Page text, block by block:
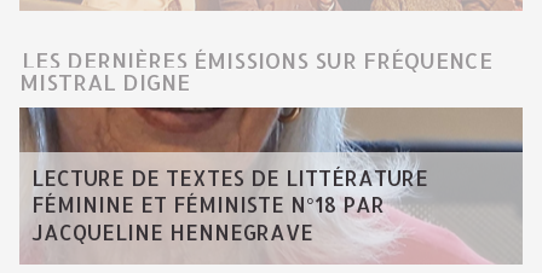
LES DERNIÈRES ÉMISSIONS SUR FRÉQUENCE
MISTRAL DIGNE
LECTURE DE TEXTES DE LITTÉRATURE
FÉMININE ET FÉMINISTE N°18 PAR
JACQUELINE HENNEGRAVE